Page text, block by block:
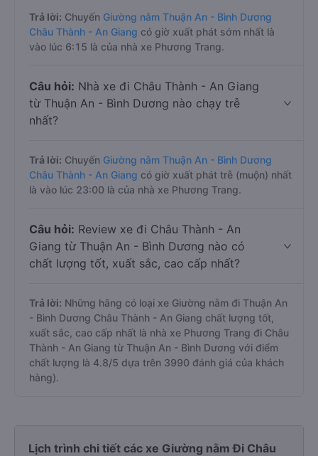
Trả lời: Chuyến Giường nằm Thuận An - Bình Dương
Châu Thành - An Giang có giờ xuất phát sớm nhất là
vào lúc 6:15 là của nhà xe Phương Trang.
Câu hỏi: Nhà xe đi Châu Thành - An Giang
từ Thuận An - Bình Dương nào chạy trễ
nhất?
Trả lời: Chuyến Giường nằm Thuận An - Bình Dương
Châu Thành - An Giang có giờ xuất phát trễ (muộn) nhất
là vào lúc 23:00 là của nhà xe Phương Trang.
Câu hỏi: Review xe đi Châu Thành - An
Giang từ Thuận An - Bình Dương nào có
chất lượng tốt, xuất sắc, cao cấp nhất?
Trả lời: Những hãng có loại xe Giường nằm đi Thuận An
- Bình Dương Châu Thành - An Giang chất lượng tốt,
xuất sắc, cao cấp nhất là nhà xe Phương Trang đi Châu
Thành - An Giang từ Thuận An - Bình Dương với điểm
chất lượng là 4.8/5 dựa trên 3990 đánh giá của khách
hàng).
Lịch trình chi tiết các xe Giường nằm Đi Châu